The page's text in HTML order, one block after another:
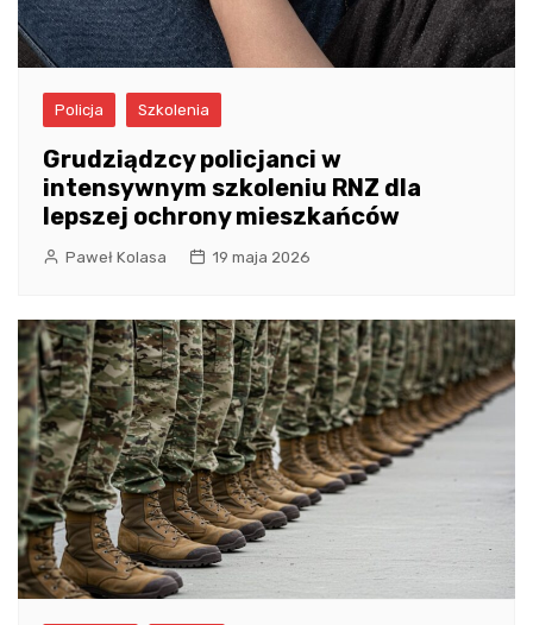
Policja Szkolenia
Grudziądzcy policjanci w
intensywnym szkoleniu RNZ dla
lepszej ochrony mieszkańców
Paweł Kolasa 19 maja 2026